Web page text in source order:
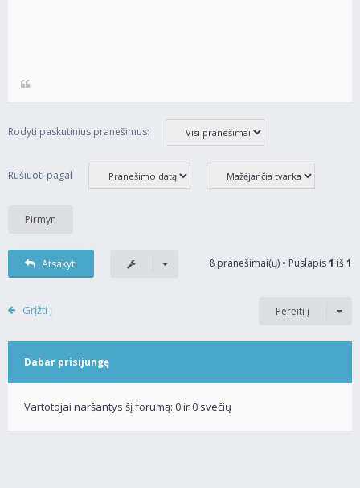
Rodyti paskutinius pranešimus:
Rūšiuoti pagal
Atsakyti 8 pranešimai(ų) • Puslapis1 iš1
Grįžti į Pereiti į
Dabar prisijungę
Vartotojai naršantys šį forumą: 0 ir 0 svečių